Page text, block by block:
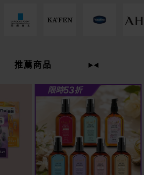
狂殺61
推薦商品
限時53折